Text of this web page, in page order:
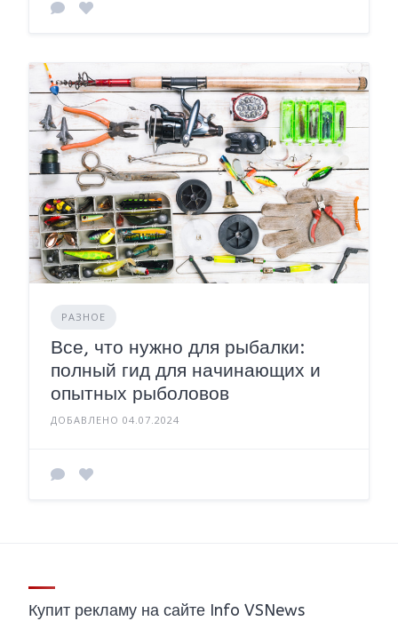
РАЗНОЕ
Все, что нужно для рыбалки:
полный гид для начинающих и
опытных рыболовов
ДОБАВЛЕНО 04.07.2024
Купит рекламу на сайте Info VSNews